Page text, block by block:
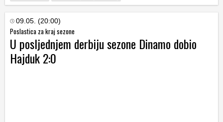
09.05. (20:00)
Poslastica za kraj sezone
U posljednjem derbiju sezone Dinamo dobio
Hajduk 2:0